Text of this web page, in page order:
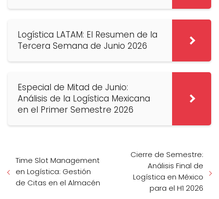
Logística LATAM: El Resumen de la
Tercera Semana de Junio 2026
Especial de Mitad de Junio:
Análisis de la Logística Mexicana
en el Primer Semestre 2026
Time Slot Management
en Logística: Gestión
de Citas en el Almacén
Cierre de Semestre:
Análisis Final de
Logística en México
para el H1 2026